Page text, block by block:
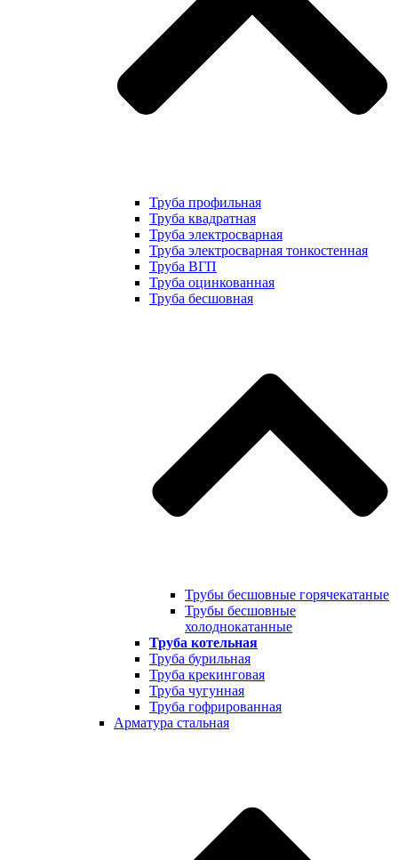
Труба профильная
Труба квадратная
Труба электросварная
Труба электросварная тонкостенная
Труба ВГП
Труба оцинкованная
Труба бесшовная
Трубы бесшовные горячекатаные
Трубы бесшовные
холоднокатанные
Труба котельная
Труба бурильная
Труба крекинговая
Труба чугунная
Труба гофрированная
Арматура стальная